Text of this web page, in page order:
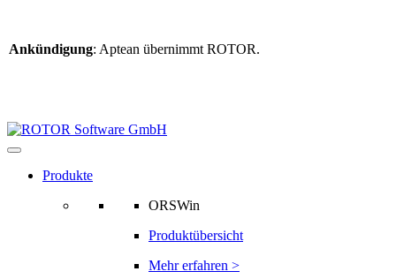
Ankündigung: Aptean übernimmt ROTOR.
Produkte
ORSWin
Produktübersicht
Mehr erfahren >